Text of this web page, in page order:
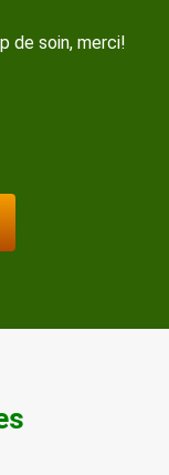
rapide et